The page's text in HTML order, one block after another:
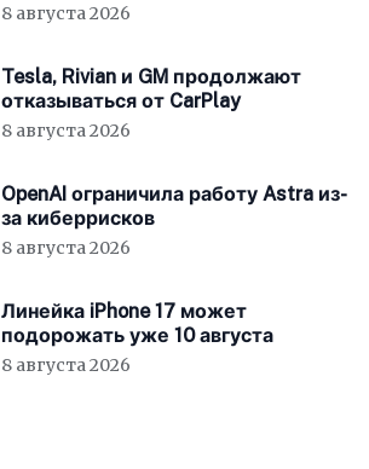
8 августа 2026
Tesla, Rivian и GM продолжают
отказываться от CarPlay
8 августа 2026
OpenAI ограничила работу Astra из-
за киберрисков
8 августа 2026
Линейка iPhone 17 может
подорожать уже 10 августа
8 августа 2026